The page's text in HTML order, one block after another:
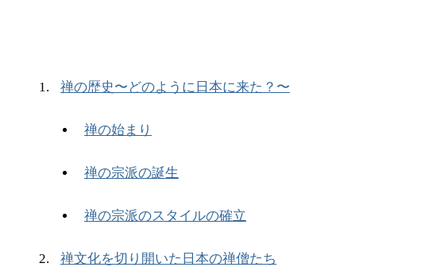
禅の歴史〜どのように日本に来た？〜
禅の始まり
禅の宗派の誕生
禅の宗派のスタイルの確立
禅文化を切り開いた日本の禅僧たち